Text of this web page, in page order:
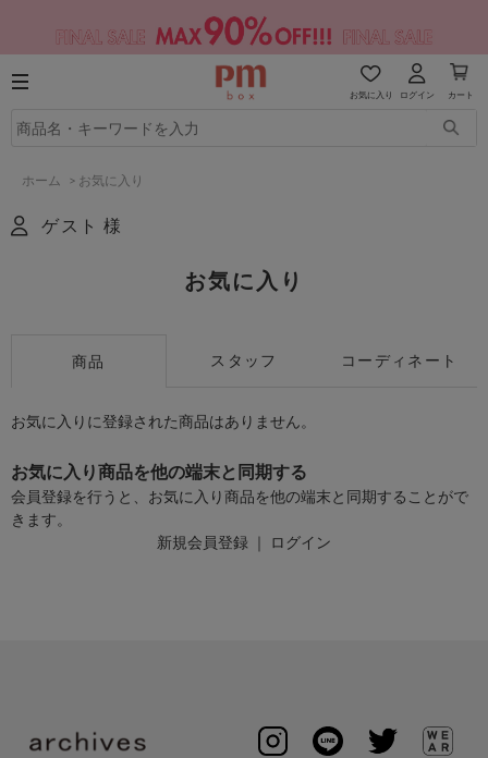
お気に入り ログイン カート
ホーム > お気に入り
ゲスト 様
お気に入り
商品 スタッフ コーディネート
お気に入りに登録された商品はありません。
お気に入り商品を他の端末と同期する
会員登録を行うと、お気に入り商品を他の端末と同期することがで
きます。
新規会員登録 ｜ ログイン